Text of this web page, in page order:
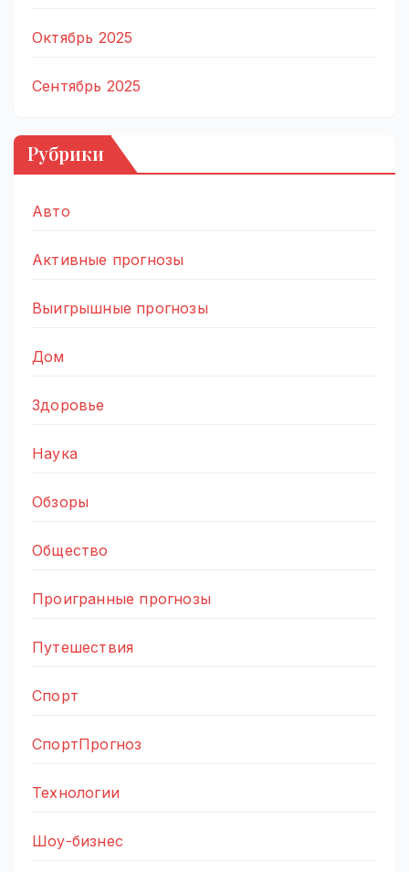
Октябрь 2025
Сентябрь 2025
Рубрики
Авто
Активные прогнозы
Выигрышные прогнозы
Дом
Здоровье
Наука
Обзоры
Общество
Проигранные прогнозы
Путешествия
Спорт
СпортПрогноз
Технологии
Шоу-бизнес